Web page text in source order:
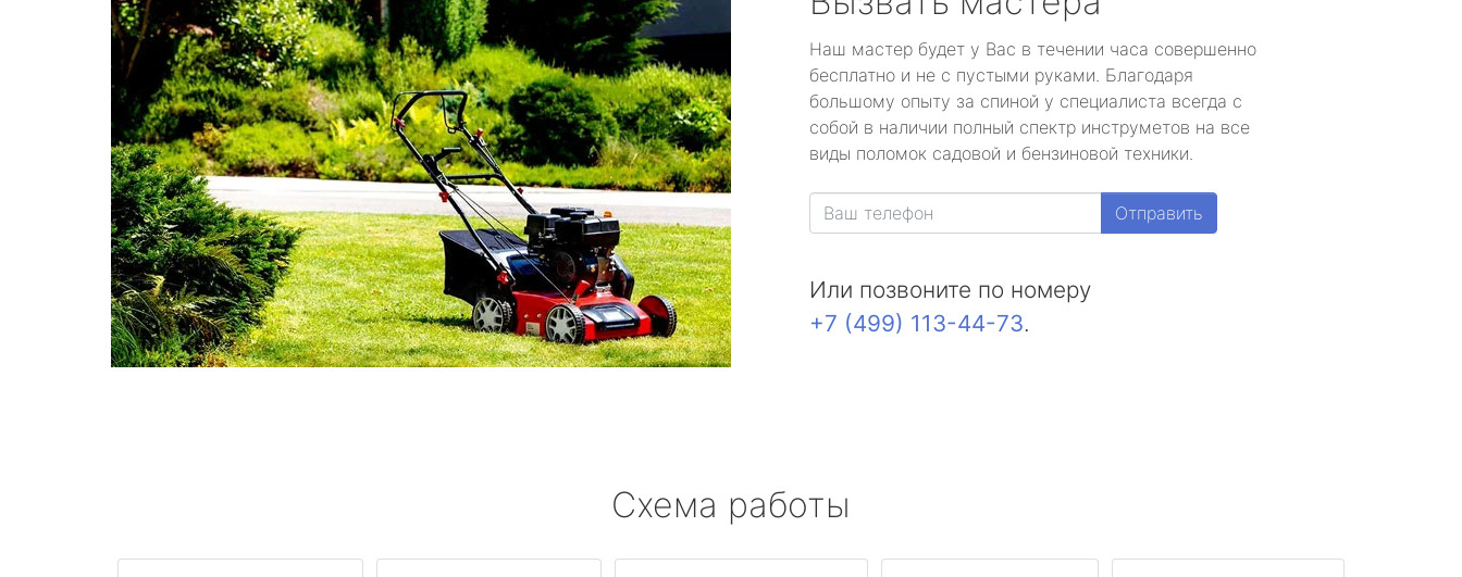
Наш мастер будет у Вас в течении часа совершенно
бесплатно и не с пустыми руками. Благодаря
большому опыту за спиной у специалиста всегда с
собой в наличии полный спектр инструметов на все
виды поломок садовой и бензиновой техники.
Отправить
Или позвоните по номеру
+7 (499) 113-44-73.
Схема работы